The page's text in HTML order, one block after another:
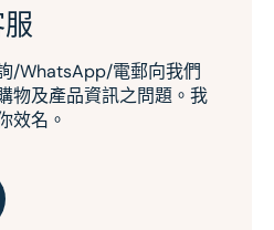
/WhatsApp/電郵向我們
物及產品資訊之問題。我
效名。